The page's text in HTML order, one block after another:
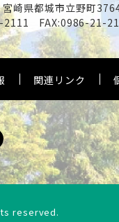
崎県都城市立野町
FAX:0986-21-
関連リンク
reserved.